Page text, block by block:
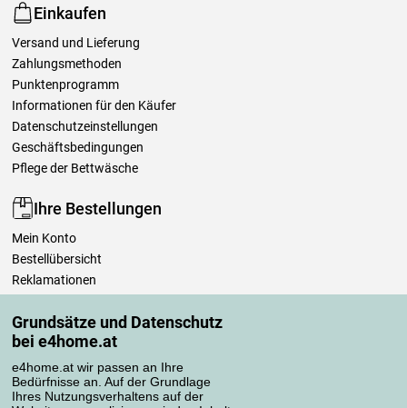
Grundsätze und Datenschutz
bei e4home.at
e4home.at wir passen an Ihre
Bedürfnisse an. Auf der Grundlage
Ihres Nutzungsverhaltens auf der
Einkaufen
Versand und Lieferung
Zahlungsmethoden
Punktenprogramm
Informationen für den Käufer
Datenschutzeinstellungen
Geschäftsbedingungen
Pflege der Bettwäsche
Ihre Bestellungen
Mein Konto
Bestellübersicht
Reklamationen
Einfach mehr wissen
Richtlinien zur Verarbeitung von Bewertungen
Transportarten